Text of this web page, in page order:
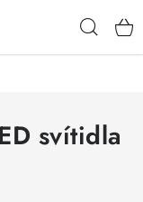
svítidla